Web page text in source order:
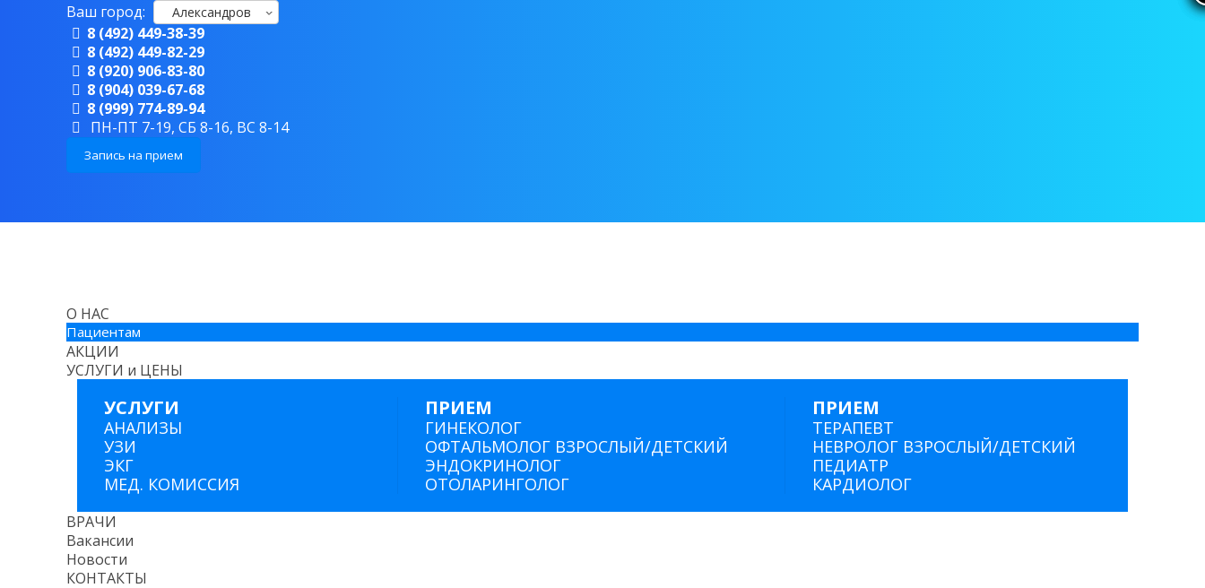
Ваш город: Александров
8 (492) 449-38-39
8 (492) 449-82-29
8 (920) 906-83-80
8 (904) 039-67-68
8 (999) 774-89-94
ПН-ПТ 7-19, СБ 8-16, ВС 8-14
Запись на прием
О НАС
Пациентам
АКЦИИ
УСЛУГИ и ЦЕНЫ
УСЛУГИ
АНАЛИЗЫ
УЗИ
ЭКГ
МЕД. КОМИССИЯ
ПРИЕМ
ГИНЕКОЛОГ
ОФТАЛЬМОЛОГ ВЗРОСЛЫЙ/ДЕТСКИЙ
ЭНДОКРИНОЛОГ
ОТОЛАРИНГОЛОГ
ПРИЕМ
ТЕРАПЕВТ
НЕВРОЛОГ ВЗРОСЛЫЙ/ДЕТСКИЙ
ПЕДИАТР
КАРДИОЛОГ
ВРАЧИ
Вакансии
Новости
КОНТАКТЫ